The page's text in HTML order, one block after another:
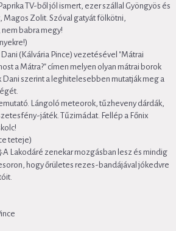
TV-ből jól ismert, ezer szállal Gyöngyös és
Zolit. Szóval gatyát fölkötni,
babra megy!
(Kálvária Pince) vezetésével "Mátrai
a Mátra?" címen melyen olyan mátrai borok
szerint a leghitelesebben mutatják meg a
Lángoló meteorok, tűzheveny dárdák,
játék. Tűzimádat. Fellép a Főnix
teteje)
A Lakodáré zenekar mozgásban lesz és mindig
hogy őrületes rezes-bandájával jókedvre